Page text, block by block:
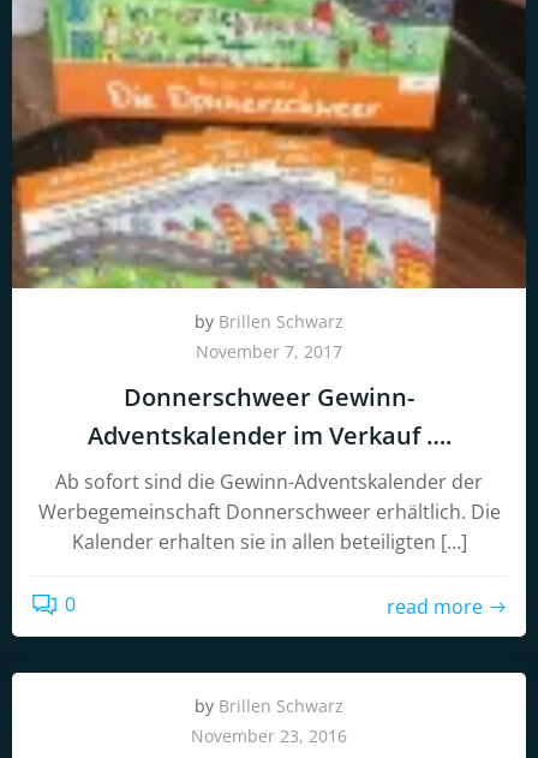
by Brillen Schwarz
November 7, 2017
Donnerschweer Gewinn-
Adventskalender im Verkauf ….
Ab sofort sind die Gewinn-Adventskalender der
Werbegemeinschaft Donnerschweer erhältlich. Die
Kalender erhalten sie in allen beteiligten […]
0 read more
by Brillen Schwarz
November 23, 2016